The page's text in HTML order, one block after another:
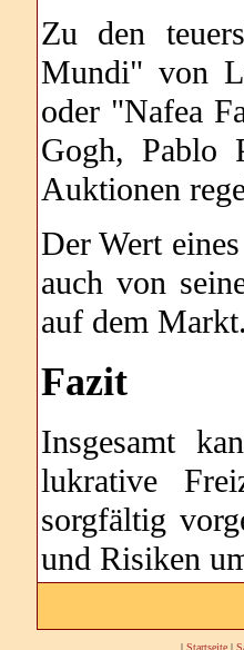
Zu den
Mundi" von
oder "Nafea
Gogh, Pablo
Auktionen
Der Wert
auch von
auf dem Markt.
Fazit
Insgesamt
lukrative
sorgfältig
und Risiken
| Startseite|